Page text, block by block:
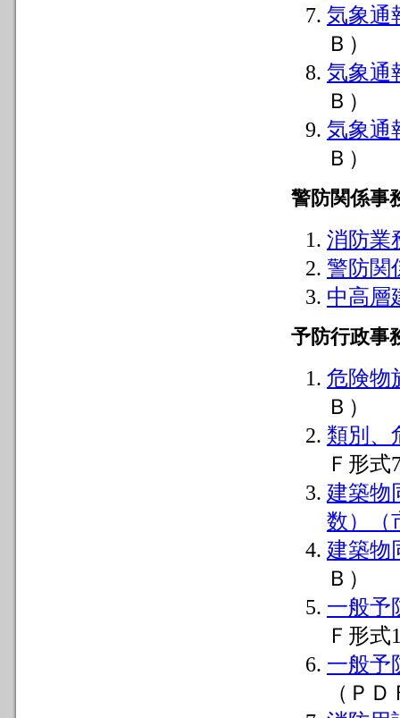
気象通
Ｂ）
気象通
Ｂ）
気象通
Ｂ）
警防関係事
消防業
警防関
中高層
予防行政事
危険物
Ｂ）
類別、
Ｆ形式
建築物
数）（
建築物
Ｂ）
一般予
Ｆ形式
一般予
（Ｐ